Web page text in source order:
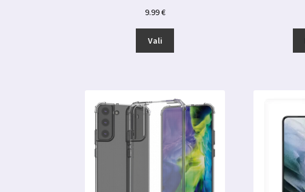
9.99€
Vali
Valikuid
saab
teha
tootelehel.